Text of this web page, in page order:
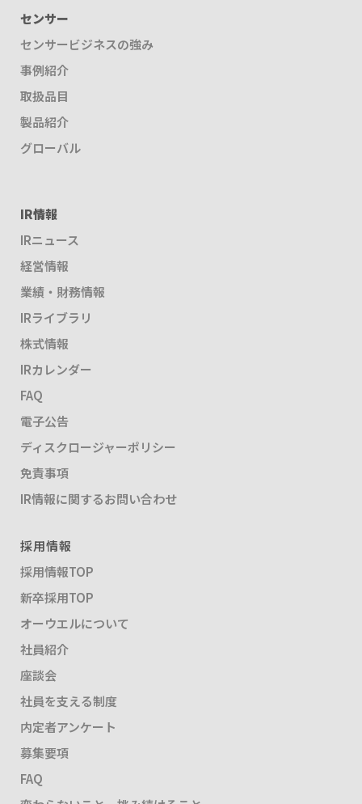
センサー
センサービジネスの強み
事例紹介
取扱品目
製品紹介
グローバル
IR情報
IRニュース
経営情報
業績・財務情報
IRライブラリ
株式情報
IRカレンダー
FAQ
電子公告
ディスクロージャーポリシー
免責事項
IR情報に関するお問い合わせ
採用情報
採用情報TOP
新卒採用TOP
オーウエルについて
社員紹介
座談会
社員を支える制度
内定者アンケート
募集要項
FAQ